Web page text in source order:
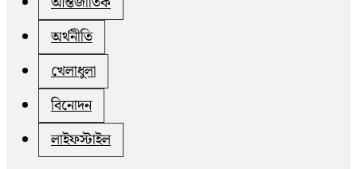
অর্থনীতি
খেলাধুলা
বিনোদন
লাইফস্টাইল